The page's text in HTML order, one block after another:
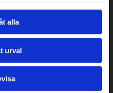
alla
urval